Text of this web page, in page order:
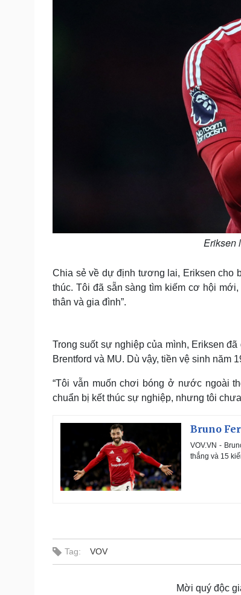
Eriksen
Chia sẻ về dự định tương lai, Eriksen cho
thúc. Tôi đã sẵn sàng tìm kiếm cơ hội
thân và gia đình”.
Trong suốt sự nghiệp của mình, Eriksen
Brentford và MU. Dù vậy, tiền vệ sinh năm
“Tôi vẫn muốn chơi bóng ở nước ngoài
chuẩn bị kết thúc sự nghiệp, nhưng tôi
Bruno
VOV.VN -
thắng và 15
Tag: VOV
Mời quý độc